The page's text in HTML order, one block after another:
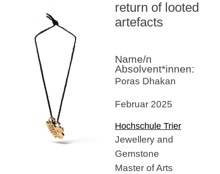
return of looted
artefacts
Name/n
Absolvent*innen:
Poras Dhakan
Februar 2025
Hochschule Trier
Jewellery and
Gemstone
Master of Arts